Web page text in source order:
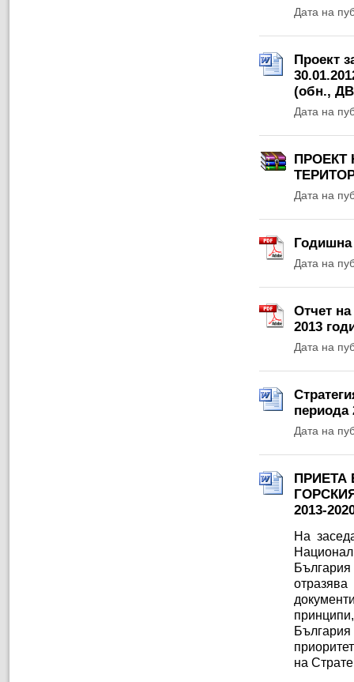
Дата на
Проект
(обн.,
Дата на
ПРОЕКТ
Дата на
Годишна
Дата на
Отчет
2013
Дата на
периода
Дата на
ПРИЕТА
2013-
На
на